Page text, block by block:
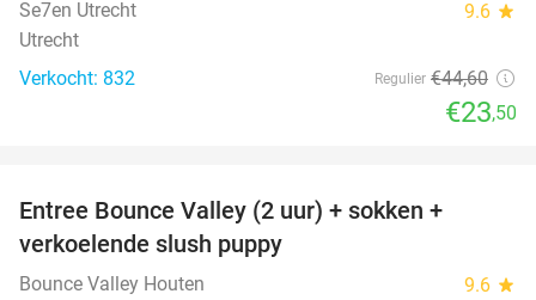
Se7en Utrecht 9.6 star
Utrecht
Verkocht: 832
Regulier €44,60
€23,50
Entree Bounce Valley (2 uur) + sokken +
verkoelende slush puppy
Bounce Valley Houten 9.6 star